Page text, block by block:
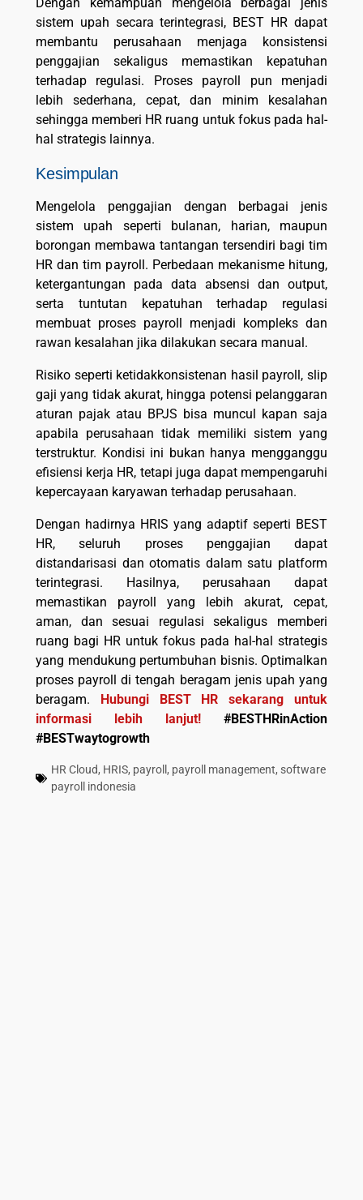
sistem upah secara terintegrasi, BEST HR dapat
membantu perusahaan menjaga konsistensi
penggajian sekaligus memastikan kepatuhan
terhadap regulasi. Proses payroll pun menjadi
lebih sederhana, cepat, dan minim kesalahan
sehingga memberi HR ruang untuk fokus pada hal-
hal strategis lainnya.
Kesimpulan
Mengelola penggajian dengan berbagai jenis
sistem upah seperti bulanan, harian, maupun
borongan membawa tantangan tersendiri bagi tim
HR dan tim payroll. Perbedaan mekanisme hitung,
ketergantungan pada data absensi dan output,
serta tuntutan kepatuhan terhadap regulasi
membuat proses payroll menjadi kompleks dan
rawan kesalahan jika dilakukan secara manual.
Risiko seperti ketidakkonsistenan hasil payroll, slip
gaji yang tidak akurat, hingga potensi pelanggaran
aturan pajak atau BPJS bisa muncul kapan saja
apabila perusahaan tidak memiliki sistem yang
terstruktur. Kondisi ini bukan hanya mengganggu
efisiensi kerja HR, tetapi juga dapat mempengaruhi
kepercayaan karyawan terhadap perusahaan.
Dengan hadirnya HRIS yang adaptif seperti BEST
HR, seluruh proses penggajian dapat
distandarisasi dan otomatis dalam satu platform
terintegrasi. Hasilnya, perusahaan dapat
memastikan payroll yang lebih akurat, cepat,
aman, dan sesuai regulasi sekaligus memberi
ruang bagi HR untuk fokus pada hal-hal strategis
yang mendukung pertumbuhan bisnis. Optimalkan
proses payroll di tengah beragam jenis upah yang
beragam.
Hubungi BEST HR sekarang untuk
informasi lebih lanjut!
#BESTHRinAction
#BESTwaytogrowth
HR Cloud, HRIS, payroll , payroll management, software
payroll indonesia